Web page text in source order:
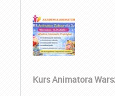
Kurs Animatora